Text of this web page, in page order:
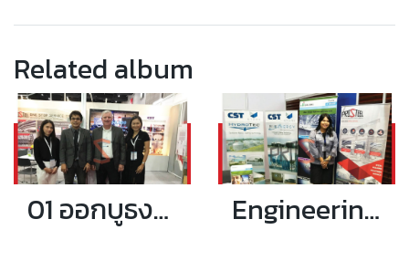
Related album
01 ออกบูธงาน Asean Sustainable Energy Week 2017 Engineering 4.0 the Next Revolution in Engineering